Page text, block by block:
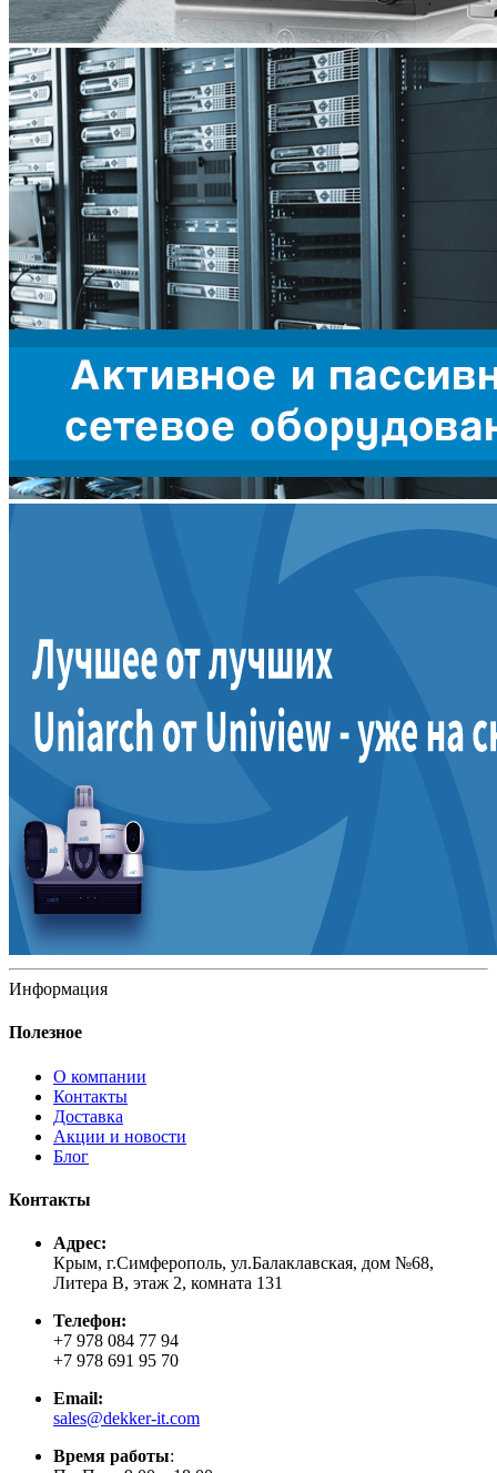
Информация
Полезное
О компании
Контакты
Доставка
Акции и новости
Блог
Контакты
Адрес:
Крым, г.Симферополь, ул.Балаклавская, дом №68,
Литера В, этаж 2, комната 131
Телефон:
+7 978 084 77 94
+7 978 691 95 70
Email:
sales@dekker-it.com
Время работы: